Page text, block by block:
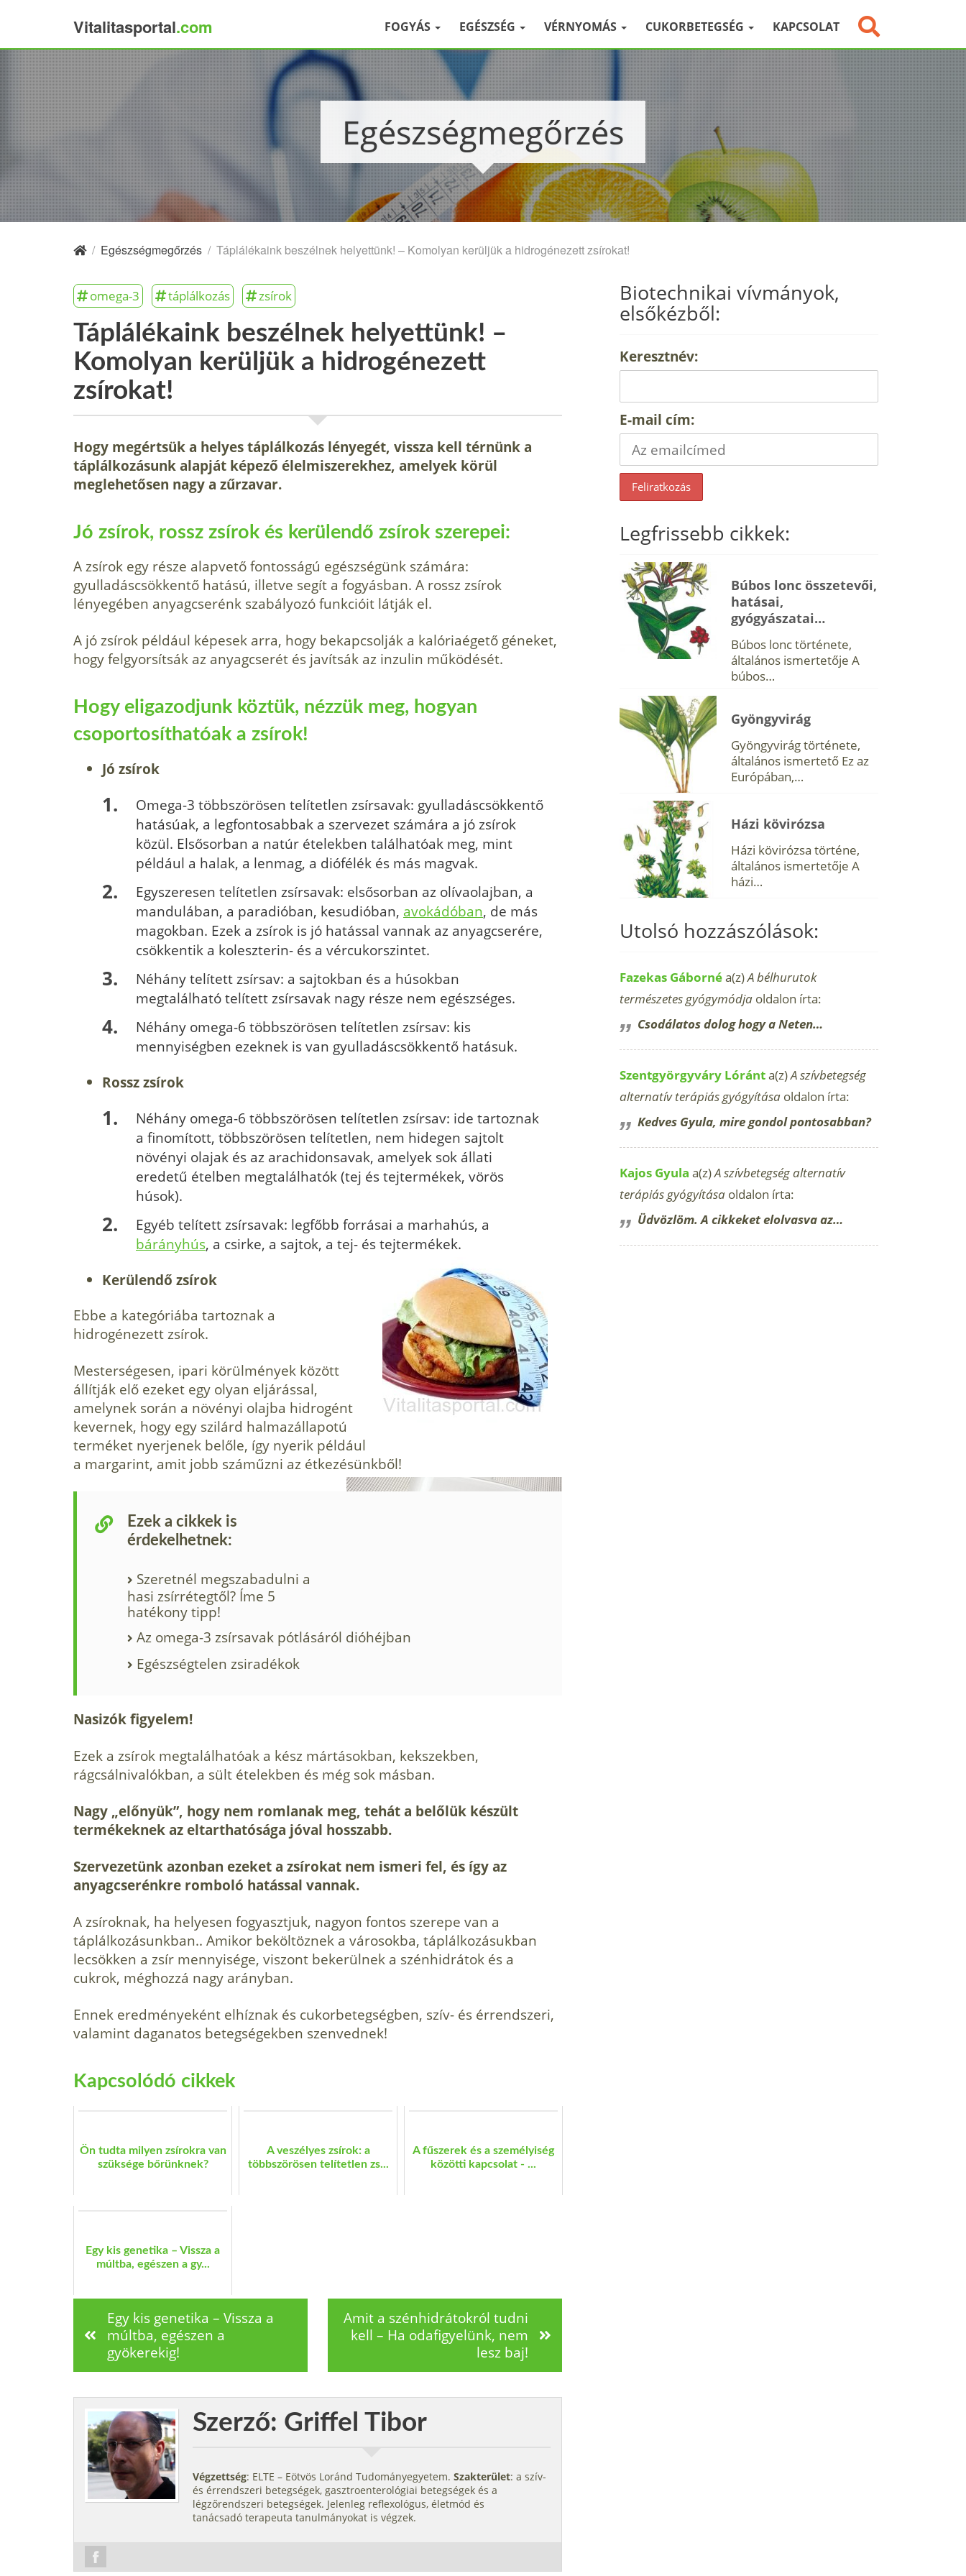
Vitalitasportal.com FOGYÁS EGÉSZSÉG VÉRNYOMÁS CUKORBETEGSÉG KAPCSOLAT
Egészségmegőrzés
/ Egészségmegőrzés / Táplálékaink beszélnek helyettünk! – Komolyan kerüljük a hidrogénezett zsírokat!
omega-3 táplálkozás zsírok
Táplálékaink beszélnek helyettünk! –
Komolyan kerüljük a hidrogénezett
zsírokat!
Hogy megértsük a helyes táplálkozás lényegét, vissza kell térnünk a
táplálkozásunk alapját képező élelmiszerekhez, amelyek körül
meglehetősen nagy a zűrzavar.
Jó zsírok, rossz zsírok és kerülendő zsírok szerepei:
A zsírok egy része alapvető fontosságú egészségünk számára:
gyulladáscsökkentő hatású, illetve segít a fogyásban. A rossz zsírok
lényegében anyagcserénk szabályozó funkcióit látják el.
A jó zsírok például képesek arra, hogy bekapcsolják a kalóriaégető géneket,
hogy felgyorsítsák az anyagcserét és javítsák az inzulin működését.
Hogy eligazodjunk köztük, nézzük meg, hogyan
csoportosíthatóak a zsírok!
Jó zsírok
Omega-3 többszörösen telítetlen zsírsavak: gyulladáscsökkentő
hatásúak, a legfontosabbak a szervezet számára a jó zsírok
közül. Elsősorban a natúr ételekben találhatóak meg, mint
például a halak, a lenmag, a diófélék és más magvak.
Egyszeresen telítetlen zsírsavak: elsősorban az olívaolajban, a
mandulában, a paradióban, kesudióban, avokádóban, de más
magokban. Ezek a zsírok is jó hatással vannak az anyagcserére,
csökkentik a koleszterin- és a vércukorszintet.
Néhány telített zsírsav: a sajtokban és a húsokban
megtalálható telített zsírsavak nagy része nem egészséges.
Néhány omega-6 többszörösen telítetlen zsírsav: kis
mennyiségben ezeknek is van gyulladáscsökkentő hatásuk.
Rossz zsírok
Néhány omega-6 többszörösen telítetlen zsírsav: ide tartoznak
a finomított, többszörösen telítetlen, nem hidegen sajtolt
növényi olajak és az arachidonsavak, amelyek sok állati
eredetű ételben megtalálhatók (tej és tejtermékek, vörös
húsok).
Egyéb telített zsírsavak: legfőbb forrásai a marhahús, a
bárányhús, a csirke, a sajtok, a tej- és tejtermékek.
Kerülendő zsírok
Ebbe a kategóriába tartoznak a
hidrogénezett zsírok.
Mesterségesen, ipari körülmények között
állítják elő ezeket egy olyan eljárással,
amelynek során a növényi olajba hidrogént
kevernek, hogy egy szilárd halmazállapotú
terméket nyerjenek belőle, így nyerik például
a margarint, amit jobb száműzni az étkezésünkből!
Ezek a cikkek is
érdekelhetnek:
Szeretnél megszabadulni a
hasi zsírrétegtől? Íme 5
hatékony tipp!
Az omega-3 zsírsavak pótlásáról dióhéjban
Egészségtelen zsiradékok
Nasizók figyelem!
Ezek a zsírok megtalálhatóak a kész mártásokban, kekszekben,
rágcsálnivalókban, a sült ételekben és még sok másban.
Nagy „előnyük”, hogy nem romlanak meg, tehát a belőlük készült
termékeknek az eltarthatósága jóval hosszabb.
Szervezetünk azonban ezeket a zsírokat nem ismeri fel, és így az
anyagcserénkre romboló hatással vannak.
A zsíroknak, ha helyesen fogyasztjuk, nagyon fontos szerepe van a
táplálkozásunkban.. Amikor beköltöznek a városokba, táplálkozásukban
lecsökken a zsír mennyisége, viszont bekerülnek a szénhidrátok és a
cukrok, méghozzá nagy arányban.
Ennek eredményeként elhíznak és cukorbetegségben, szív- és érrendszeri,
valamint daganatos betegségekben szenvednek!
Kapcsolódó cikkek
Ön tudta milyen zsírokra van
szüksége bőrünknek?
A veszélyes zsírok: a
többszörösen telítetlen zs...
A fűszerek és a személyiség
közötti kapcsolat - ...
Egy kis genetika – Vissza a
múltba, egészen a gy...
Egy kis genetika – Vissza a
múltba, egészen a
gyökerekig!
Amit a szénhidrátokról tudni
kell – Ha odafigyelünk, nem
lesz baj!
Szerző: Griffel Tibor
Végzettség: ELTE – Eötvös Loránd Tudományegyetem. Szakterület: a szív-
és érrendszeri betegségek, gasztroenterológiai betegségek és a
légzőrendszeri betegségek. Jelenleg reflexológus, életmód és
tanácsadó terapeuta tanulmányokat is végzek.
Biotechnikai vívmányok,
elsőkézből:
Keresztnév:
E-mail cím:
Legfrissebb cikkek:
Búbos lonc összetevői,
hatásai,
gyógyászatai…
Búbos lonc története,
általános ismertetője A
búbos…
Gyöngyvirág
Gyöngyvirág története,
általános ismertető Ez az
Európában,…
Házi kövirózsa
Házi kövirózsa történe,
általános ismertetője A
házi…
Utolsó hozzászólások:
Fazekas Gábornéa(z)A bélhurutok
természetes gyógymódja oldalon írta:
Csodálatos dolog hogy a Neten…
Szentgyörgyváry Lóránta(z)A szívbetegség
alternatív terápiás gyógyítása oldalon írta:
Kedves Gyula, mire gondol pontosabban?
Kajos Gyula a(z)A szívbetegség alternatív
terápiás gyógyítása oldalon írta:
Üdvözlöm. A cikkeket elolvasva az…
×